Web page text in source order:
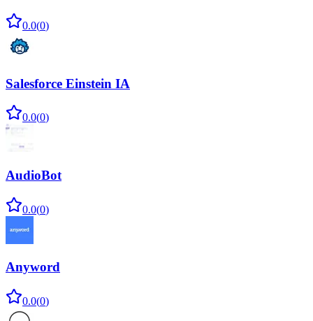
0.0(0)
Salesforce Einstein IA
0.0(0)
AudioBot
0.0(0)
Anyword
0.0(0)